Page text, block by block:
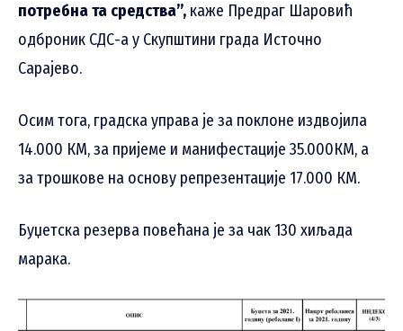
потребна та средства”, каже Предраг Шаровић
одброник СДС-а у Скупштини града Источно
Сарајево.
Осим тога, градска управа је за поклоне издвојила
14.000 КМ, за пријеме и манифестације 35.000КМ, а
за трошкове на основу репрезентације 17.000 КМ.
Буџетска резерва повећана је за чак 130 хиљада
марака.